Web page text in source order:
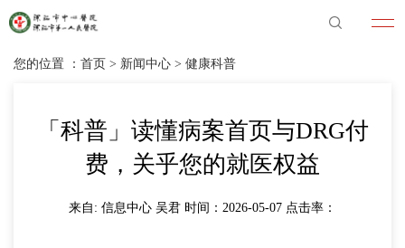
您的位置 ： 首页 > 新闻中心 > 健康科普
「科普」读懂病案首页与DRG付
费，关乎您的就医权益
来自: 信息中心 吴君 时间：2026-05-07 点击率：